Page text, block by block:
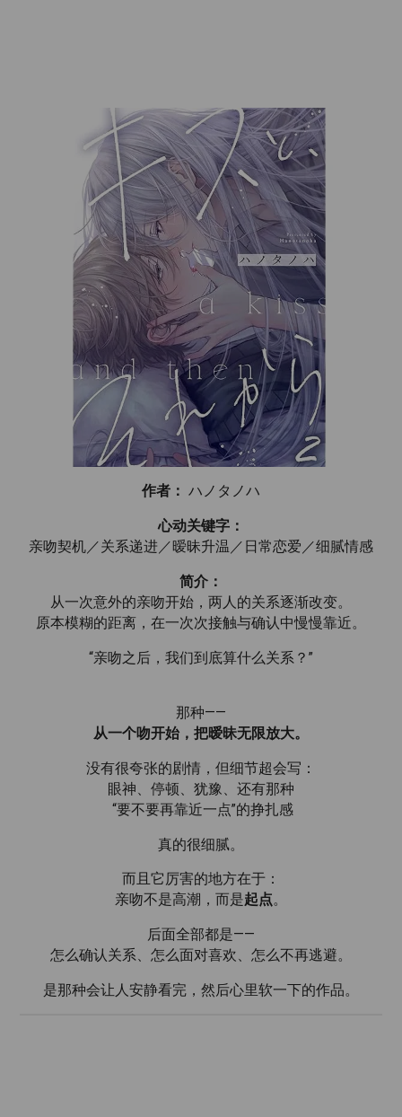
作者： ハノタノハ
心动关键字：
亲吻契机／关系递进／暧昧升温／日常恋爱／细腻情感
简介：
从一次意外的亲吻开始，两人的关系逐渐改变。
原本模糊的距离，在一次次接触与确认中慢慢靠近。
“亲吻之后，我们到底算什么关系？”
那种——
从一个吻开始，把暧昧无限放大。
没有很夸张的剧情，但细节超会写：
眼神、停顿、犹豫、还有那种
“要不要再靠近一点”的挣扎感
真的很细腻。
而且它厉害的地方在于：
亲吻不是高潮，而是起点。
后面全部都是——
怎么确认关系、怎么面对喜欢、怎么不再逃避。
是那种会让人安静看完，然后心里软一下的作品。